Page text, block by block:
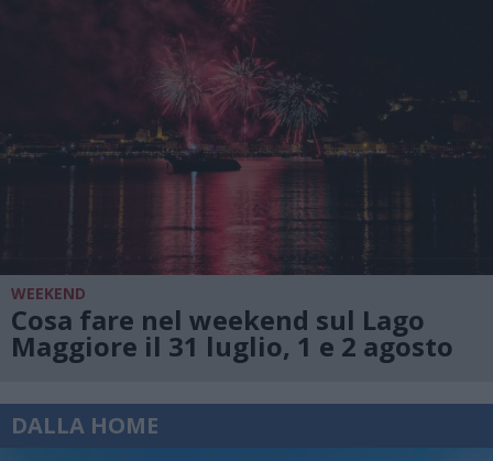
WEEKEND
Cosa fare nel weekend sul Lago
Maggiore il 31 luglio, 1 e 2 agosto
DALLA HOME